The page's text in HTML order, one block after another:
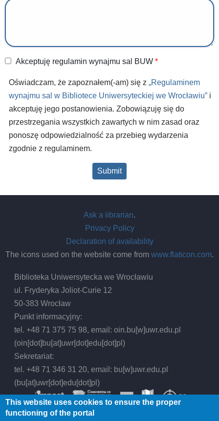
Akceptuję regulamin wynajmu sal BUW
Oświadczam, że zapoznałem(-am) się z „Regulaminem
wynajmu sal w Bibliotece Uniwersyteckiej we Wrocławiu” i
akceptuję jego postanowienia. Zobowiązuję się do
przestrzegania wszystkich zawartych w nim zasad oraz
ponoszę odpowiedzialność za przebieg wydarzenia
zgodnie z regulaminem.
Ask a librarian.
Privacy Policy
Declaration of availability
The icons used on the website come from www.flaticon.com.
Biblioteka Uniwersytecka we Wrocławiu
ul. Fryderyka Joliot-Curie 12
50-383 Wrocław
Punkt informacyjny:
tel. +48 71 375 75 98, email:oin.bu[w]uwr.edu.pl
(oin[dot]bu[at]uwr[dot]edu[dot]pl)
Sekretariat:
tel. +48 71 346 31 20, email: bu[w]uwr.edu.pl
(bu[at]uwr[dot]edu[dot]pl)
This website uses cookies to ensure the proper
functioning of the portal